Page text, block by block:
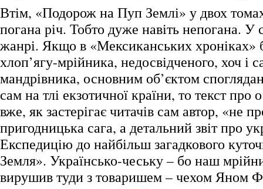
Втім, «Подорож на Пуп Землі» у двох
погана річ. Тобто дуже навіть непогана. У
жанрі. Якщо в «Мексиканських хроніках»
хлоп’ягу-мрійника, недосвідченого, хоч і
мандрівника, основним об’єктом
сам на тлі екзотичної країни, то текст про
вже, як застерігає читачів сам автор, «не
пригодницька сага, а детальний звіт про
Експедицію до найбільш загадкового
Земля». Українсько-чеську – бо наш
вирушив туди з товаришем – чехом Яном